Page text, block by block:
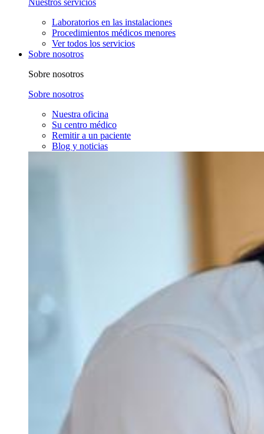
Nuestros servicios
Laboratorios en las instalaciones
Procedimientos médicos menores
Ver todos los servicios
Sobre nosotros
Sobre nosotros
Sobre nosotros
Nuestra oficina
Su centro médico
Remitir a un paciente
Blog y noticias